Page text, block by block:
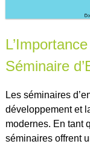
Séminaire
Les séminaires
développement et
modernes. En tant
séminaires offrent